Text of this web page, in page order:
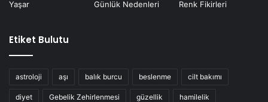
Etiket Bulutu
astroloji aşı balık burcu beslenme cilt bakımı
diyet Gebelik Zehirlenmesi güzellik hamilelik